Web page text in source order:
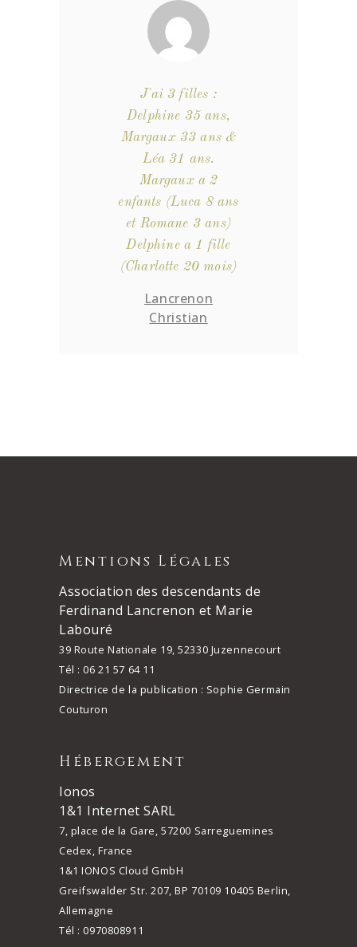
J'ai 3 filles :
Delphine 35 ans,
Margaux 33 ans &
Léa 31 ans.
Margaux a 2
enfants (Luca 8 ans
et Romane 3 ans)
Delphine a 1 fille
(Charlotte 20 mois)
Lancrenon
Christian
Mentions Légales
Association des descendants de
Ferdinand Lancrenon et Marie
Labouré
39 Route Nationale 19, 52330 Juzennecourt
Tél : 06 21 57 64 11
Directrice de la publication : Sophie Germain
Couturon
Hébergement
Ionos
1&1 Internet SARL
7, place de la Gare, 57200 Sarreguemines
Cedex, France
1&1 IONOS Cloud GmbH
Greifswalder Str. 207, BP 70109 10405 Berlin,
Allemagne
Tél : 0970808911